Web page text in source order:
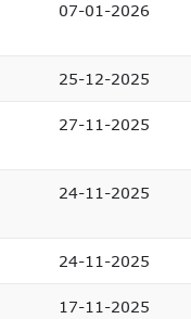
07-01-2026
25-12-2025
27-11-2025
24-11-2025
24-11-2025
17-11-2025